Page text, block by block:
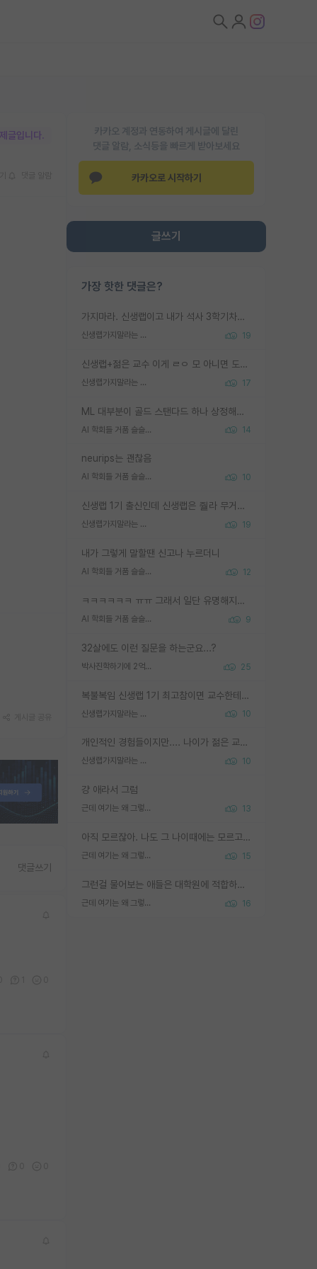
카카오 계정과 연동하여 게시글에 달린
댓글 알람, 소식등을 빠르게 받아보세요
카카오로 시작하기
글쓰기
가장 핫한 댓글은?
가지마라. 신생랩이고 내가 석사 3학기차인데 최고참인데 나도 아무것도 모르는데 교수가 후배들 왜 논문 교육 안시키냐. 논문 왜 안 써오냐 닦달한다
신생랩가지말라는 이유가 있었구나 19
신생랩+젊은 교수 이게 ㄹㅇ 모 아니면 도인듯.
신생랩가지말라는 이유가 있었구나 17
ML 대부분이 골드 스탠다드 하나 상정해놓고 (벤치마크 데이터셋이 여러 개면 여러 개 상정) 그거 얼마나 잘 맞추나 싸움임 가끔 번뜩이는 설계 철학을 보여주는 논문들도 있지만 대부분 그거 성적 얼마나 더 올리느라에 혈안이 되어 있는 측면이 잇음
AI 학회들 거품 슬슬 지적이 나오네요 14
neurips는 괜찮음
AI 학회들 거품 슬슬 지적이 나오네요 10
신생랩 1기 출신인데 신생랩은 줠라 무거운 바벨 같은거임. 들면 대박인데 못들면 깔려 죽음. 아무도 알려주지 않는 환경에서 자생해야하지만, 일단 살아남았다면 그 어떤 사람보다 악착같고 생존력 높은 사람으로 거듭날 수 있음
신생랩가지말라는 이유가 있었구나 19
내가 그렇게 말할땐 신고나 누르더니
AI 학회들 거품 슬슬 지적이 나오네요 12
ㅋㅋㅋㅋㅋㅋ ㅠㅠ 그래서 일단 유명해지는게 중요한거같습니다
AI 학회들 거품 슬슬 지적이 나오네요 9
32살에도 이런 질문을 하는군요...?
박사진학하기에 2억은 괜찮은 (?) 정도의 경제력인가요 25
복불복임 신생랩 1기 최고참이면 교수한테 직접 지도받는 시간이 매우 많음 제대로 된 교수라면 말이지 그게 아니라면 그냥 넌 해방 불가능한 노예 1호에 감점쓰레기통이 되는거고
신생랩가지말라는 이유가 있었구나 10
개인적인 경험들이지만.... 나이가 젊은 교수일수록 꼰대라는 가면을 쓴 채로 무례함을 행동하는 경우가 거의 90% 정도였음. 나이가 어린데 다른 또래들과 달리 명예, 권력, 재력까지 얻었으니 세상 다 가진 기분이겠지. 오히러 나이 든 교수들이 행동과 말을 더 조심하시더라.
신생랩가지말라는 이유가 있었구나 10
걍 애라서 그럼
근데 여기는 왜 그렇게 SPK를 물어보는거임? 13
아직 모르잖아. 나도 그 나이때에는 모르고 평가 받고 안심하고 싶었어.
근데 여기는 왜 그렇게 SPK를 물어보는거임? 15
그런걸 물어보는 애들은 대학원에 적합하지 않다
근데 여기는 왜 그렇게 SPK를 물어보는거임? 16
글입니다.
댓글쓰기